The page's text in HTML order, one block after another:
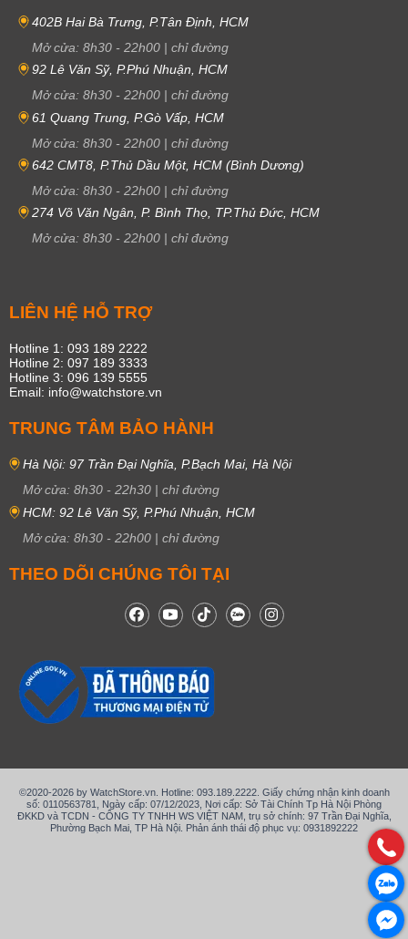
402B Hai Bà Trưng, P.Tân Định, HCM
Mở cửa: 8h30 - 22h00 | chỉ đường
92 Lê Văn Sỹ, P.Phú Nhuận, HCM
Mở cửa: 8h30 - 22h00 | chỉ đường
61 Quang Trung, P.Gò Vấp, HCM
Mở cửa: 8h30 - 22h00 | chỉ đường
642 CMT8, P.Thủ Dầu Một, HCM (Bình Dương)
Mở cửa: 8h30 - 22h00 | chỉ đường
274 Võ Văn Ngân, P. Bình Thọ, TP.Thủ Đức, HCM
Mở cửa: 8h30 - 22h00 | chỉ đường
LIÊN HỆ HỖ TRỢ
Hotline 1: 093 189 2222
Hotline 2: 097 189 3333
Hotline 3: 096 139 5555
Email: info@watchstore.vn
TRUNG TÂM BẢO HÀNH
Hà Nội: 97 Trần Đại Nghĩa, P.Bạch Mai, Hà Nội
Mở cửa: 8h30 - 22h30 | chỉ đường
HCM: 92 Lê Văn Sỹ, P.Phú Nhuận, HCM
Mở cửa: 8h30 - 22h00 | chỉ đường
THEO DÕI CHÚNG TÔI TẠI
©2020-2026 by WatchStore.vn. Hotline: 093.189.2222. Giấy chứng nhận kinh doanh
số: 0110563781, Ngày cấp: 07/12/2023, Nơi cấp: Sở Tài Chính Tp Hà Nội Phòng
ĐKKD và TCDN - CÔNG TY TNHH WS VIỆT NAM, trụ sở chính: 97 Trần Đại Nghĩa,
Phường Bạch Mai, TP Hà Nội. Phản ánh thái độ phục vụ: 0931892222